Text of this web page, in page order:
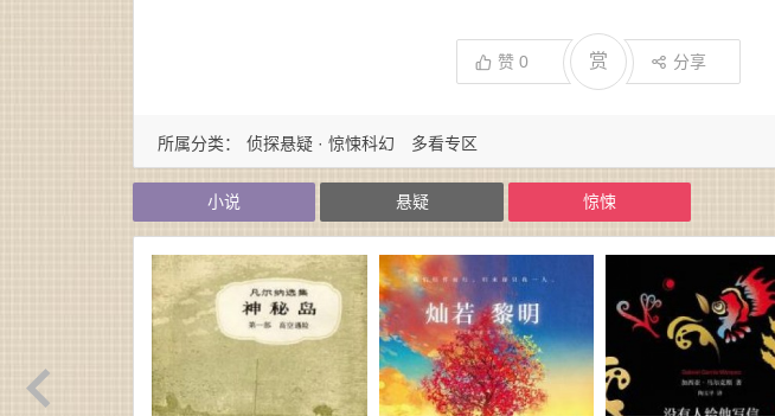
赞 0 赏 分享
所属分类： 侦探悬疑 · 惊悚科幻 多看专区
小说 悬疑 惊悚